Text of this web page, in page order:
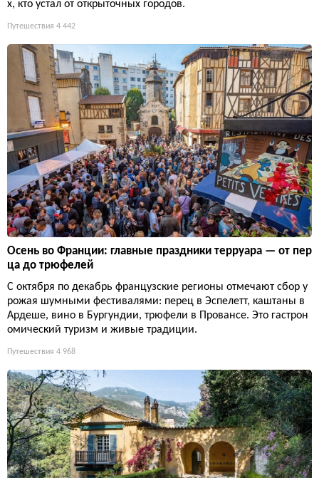
х, кто устал от открыточных городов.
Путешествия 4 442
Осень во Франции: главные праздники терруара — от пер
ца до трюфелей
С октября по декабрь французские регионы отмечают сбор у
рожая шумными фестивалями: перец в Эспелетт, каштаны в
Ардеше, вино в Бургундии, трюфели в Провансе. Это гастрон
омический туризм и живые традиции.
Путешествия 4 968